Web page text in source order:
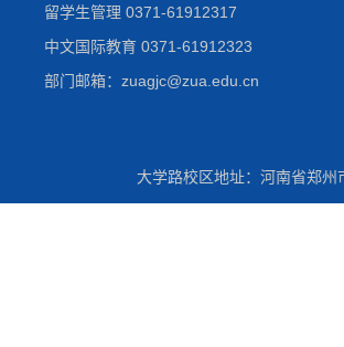
留学生管理 0371-61912317
中文国际教育 0371-61912323
部门邮箱：zuagjc@zua.edu.cn
大学路校区地址：河南省郑